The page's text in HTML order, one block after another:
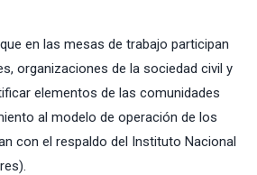
en las mesas de trabajo participan
organizaciones de la sociedad civil y
elementos de las comunidades
al modelo de operación de los
con el respaldo del Instituto Nacional